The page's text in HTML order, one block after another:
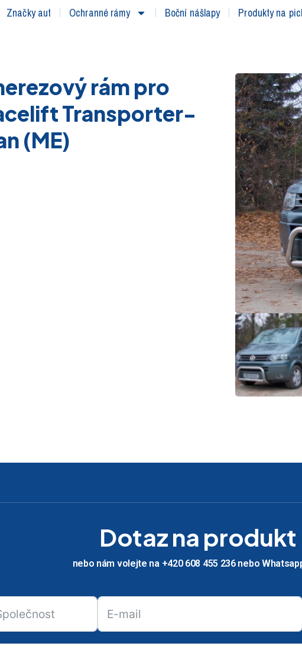
Značky aut Ochranné rámy Boční nášlapy Produkty na
rám pro
Transporter-
(ME)
Dotaz na produkt
nebo nám volejte na +420 608 455 236 nebo